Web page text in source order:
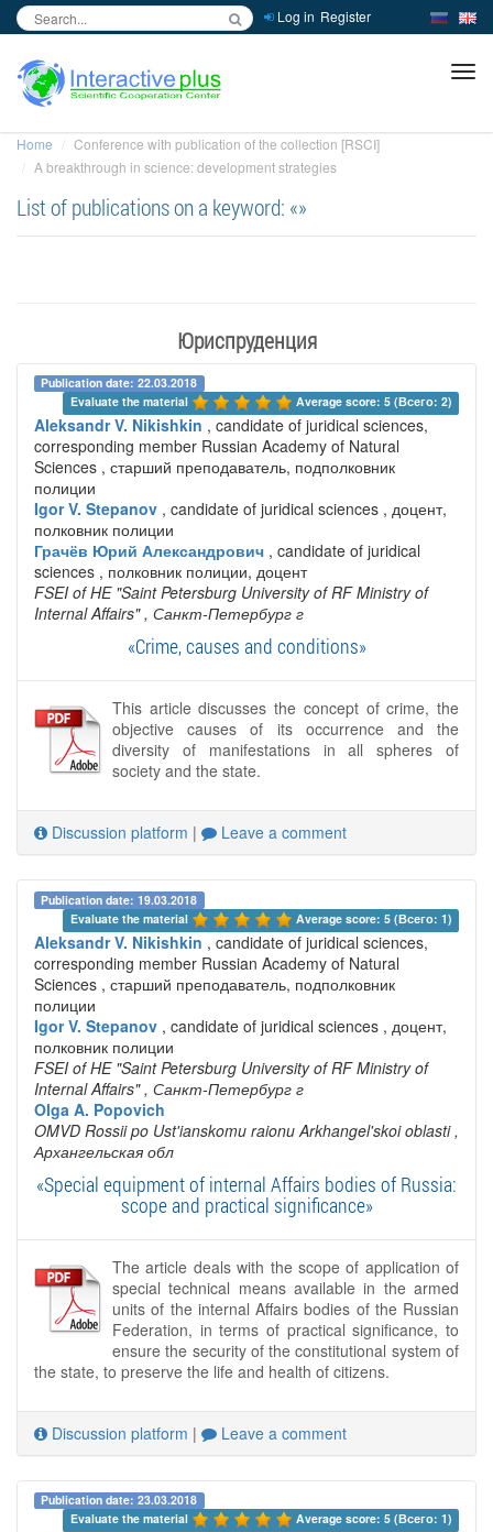
Log in Register
Home
Conference with publication of the collection [RSCI]
A breakthrough in science: development strategies
List of publications on a keyword: «»
Юриспруденция
Publication date: 22.03.2018
Evaluate the material
Average score: 5 (Всего: 2)
Aleksandr V. Nikishkin , candidate of juridical sciences,
corresponding member Russian Academy of Natural
Sciences , старший преподаватель, подполковник
полиции
Igor V. Stepanov , candidate of juridical sciences , доцент,
полковник полиции
Грачёв Юрий Александрович , candidate of juridical
sciences , полковник полиции, доцент
FSEI of HE "Saint Petersburg University of RF Ministry of
Internal Affairs" , Санкт-Петербург г
«Crime, causes and conditions»
This article discusses the concept of crime, the
objective causes of its occurrence and the
diversity of manifestations in all spheres of
society and the state.
Discussion platform | Leave a comment
Publication date: 19.03.2018
Evaluate the material
Average score: 5 (Всего: 1)
Aleksandr V. Nikishkin , candidate of juridical sciences,
corresponding member Russian Academy of Natural
Sciences , старший преподаватель, подполковник
полиции
Igor V. Stepanov , candidate of juridical sciences , доцент,
полковник полиции
FSEI of HE "Saint Petersburg University of RF Ministry of
Internal Affairs" , Санкт-Петербург г
Olga A. Popovich
OMVD Rossii po Ust'ianskomu raionu Arkhangel'skoi oblasti ,
Архангельская обл
«Special equipment of internal Affairs bodies of Russia:
scope and practical significance»
The article deals with the scope of application of
special technical means available in the armed
units of the internal Affairs bodies of the Russian
Federation, in terms of practical significance, to
ensure the security of the constitutional system of
the state, to preserve the life and health of citizens.
Discussion platform | Leave a comment
Publication date: 23.03.2018
Evaluate the material
Average score: 5 (Всего: 1)